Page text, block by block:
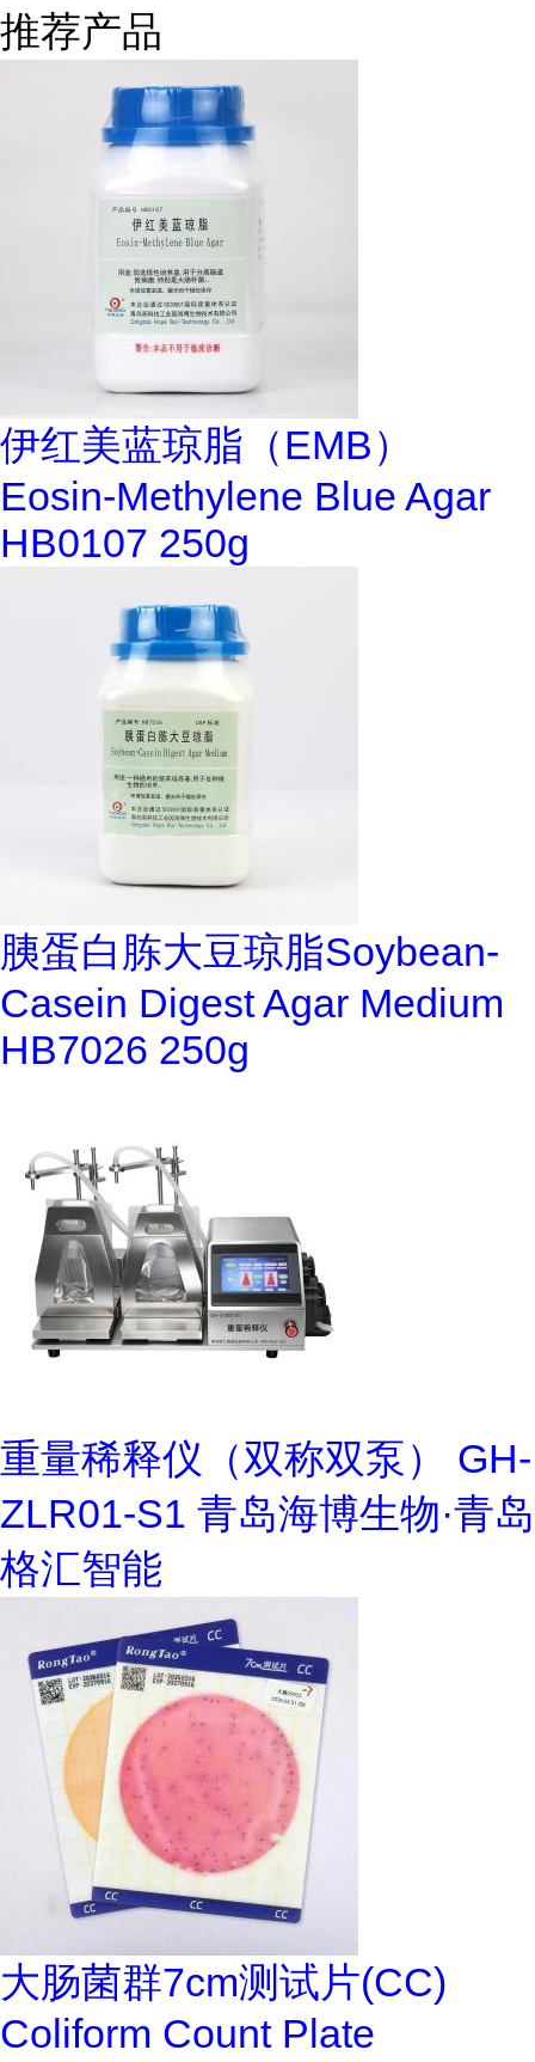
推荐产品
伊红美蓝琼脂（EMB）
Eosin-Methylene Blue Agar
HB0107 250g
胰蛋白胨大豆琼脂Soybean-
Casein Digest Agar Medium
HB7026 250g
重量稀释仪（双称双泵） GH-
ZLR01-S1 青岛海博生物·青岛
格汇智能
大肠菌群7cm测试片(CC)
Coliform Count Plate